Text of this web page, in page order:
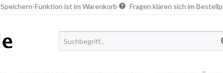
Funktion ist im Warenkorb Fragen klären sich im